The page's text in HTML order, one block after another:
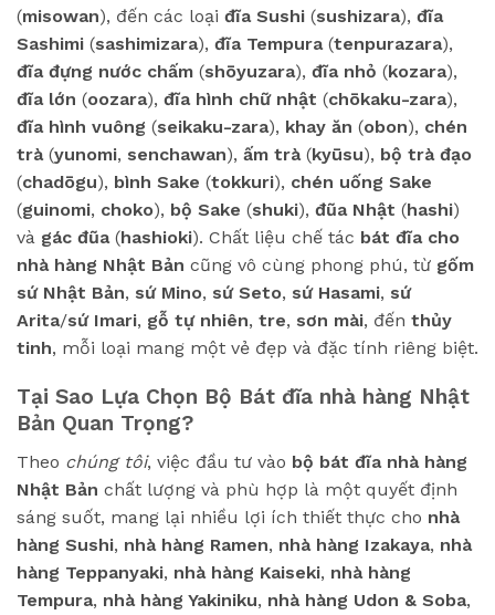
(misowan), đến các loại đĩa Sushi (sushizara), đĩa
Sashimi (sashimizara), đĩa Tempura(tenpurazara),
đĩa đựng nước chấm (shōyuzara), đĩa nhỏ (kozara),
đĩa lớn (oozara), đĩa hình chữ nhật (chōkaku-zara),
đĩa hình vuông (seikaku-zara), khay ăn (obon), chén
trà(yunomi, senchawan), ấm trà(kyūsu), bộ trà đạo
(chadōgu), bình Sake (tokkuri), chén uống Sake
(guinomi, choko), bộ Sake (shuki), đũa Nhật (hashi)
và gác đũa(hashioki). Chất liệu chế tác bát đĩa cho
nhà hàng Nhật Bản cũng vô cùng phong phú, từ gốm
sứ Nhật Bản, sứ Mino, sứ Seto, sứ Hasami, sứ
Arita/sứ Imari, gỗ tự nhiên, tre, sơn mài, đến thủy
tinh, mỗi loại mang một vẻ đẹp và đặc tính riêng biệt.
Tại Sao Lựa Chọn Bộ Bát đĩa nhà hàng Nhật
Bản Quan Trọng?
Theo chúng tôi, việc đầu tư vào bộ bát đĩa nhà hàng
Nhật Bản chất lượng và phù hợp là một quyết định
sáng suốt, mang lại nhiều lợi ích thiết thực cho nhà
hàng Sushi, nhà hàng Ramen, nhà hàng Izakaya, nhà
hàng Teppanyaki, nhà hàng Kaiseki, nhà hàng
Tempura, nhà hàng Yakiniku, nhà hàng Udon & Soba,